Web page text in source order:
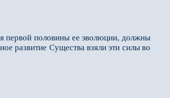
первой половины ее эволюции, должны
раз­витие Существа взяли эти силы во